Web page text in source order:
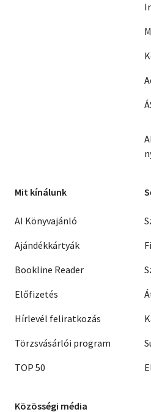
Mit kínálunk
AI Könyvajánló
Ajándékkártyák
Bookline Reader
Előfizetés
Hírlevél feliratkozás
Törzsvásárlói program
TOP 50
Közösségi média